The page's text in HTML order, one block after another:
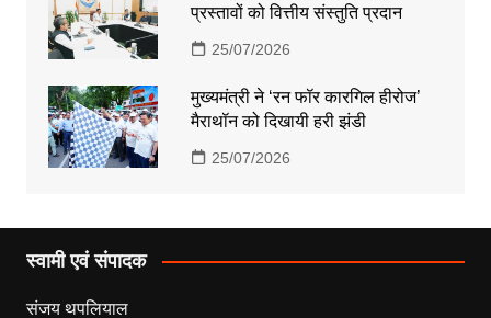
प्रस्तावों को वित्तीय संस्तुति प्रदान
25/07/2026
मुख्यमंत्री ने ‘रन फॉर कारगिल हीरोज’
मैराथॉन को दिखायी हरी झंडी
25/07/2026
स्वामी एवं संपादक
संजय थपलियाल